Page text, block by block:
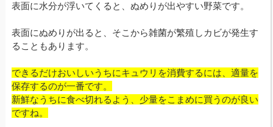
表面に水分が浮いてくると、ぬめりが出やすい野菜です。
表面にぬめりが出ると、そこから雑菌が繁殖しカビが発生す
ることもあります。
できるだけおいしいうちにキュウリを消費するには、適量を
保存するのが一番です。
新鮮なうちに食べ切れるよう、少量をこまめに買うのが良い
ですね。